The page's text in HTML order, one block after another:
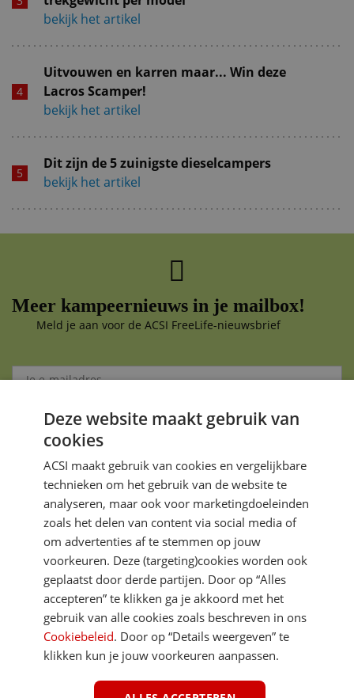
bekijk het artikel
Uitvouwen en karren maar... Win deze
Lacros Scamper!
bekijk het artikel
Dit zijn de 5 zuinigste dieselcampers
bekijk het artikel
Meer kampeernieuws in je mailbox!
Meld je aan voor de ACSI FreeLife-nieuwsbrief
Aanmelden
Je gegevens zijn veilig en worden niet gedeeld met anderen
DIRECT NAAR
MEER ACSI FREELIFE
Deze website maakt gebruik van
cookies
ACSI maakt gebruik van cookies en vergelijkbare
technieken om het gebruik van de website te
analyseren, maar ook voor marketingdoeleinden
zoals het delen van content via social media of
om advertenties af te stemmen op jouw
voorkeuren. Deze (targeting)cookies worden ook
geplaatst door derde partijen. Door op “Alles
accepteren” te klikken ga je akkoord met het
gebruik van alle cookies zoals beschreven in ons
Cookiebeleid. Door op “Details weergeven” te
klikken kun je jouw voorkeuren aanpassen.